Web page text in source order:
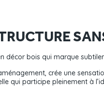
décor bois qui marque
crée une
qui participe pleinement à